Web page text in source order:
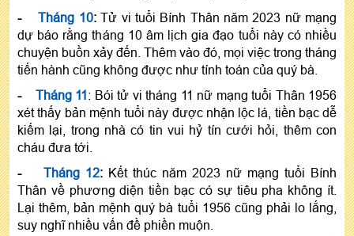
-Tháng 10:Tử vi tuổi Bính Thân năm 2023 nữ mạng
dự báo rằng tháng 10 âm lịch gia đạo tuổi này có nhiều
chuyện buồn xảy đến. Thêm vào đó, mọi việc trong tháng
tiến hành cũng không được như tính toán của quý bà.
- Tháng 11: Bói tử vi tháng 11 nữ mạng tuổi Thân 1956
xét thấy bản mệnh tuổi này được nhận lộc lá, tiền bạc dễ
kiếm lại, trong nhà có tin vui hỷ tín cưới hỏi, thêm con
cháu đưa tới.
- Tháng 12: Kết thúc năm 2023 nữ mạng tuổi Bính
Thân về phương diện tiền bạc có sự tiêu pha không ít.
Lại thêm, bản mệnh quý bà tuổi 1956 cũng phải lo lắng,
suy nghĩ nhiều vấn đề phiền muộn.